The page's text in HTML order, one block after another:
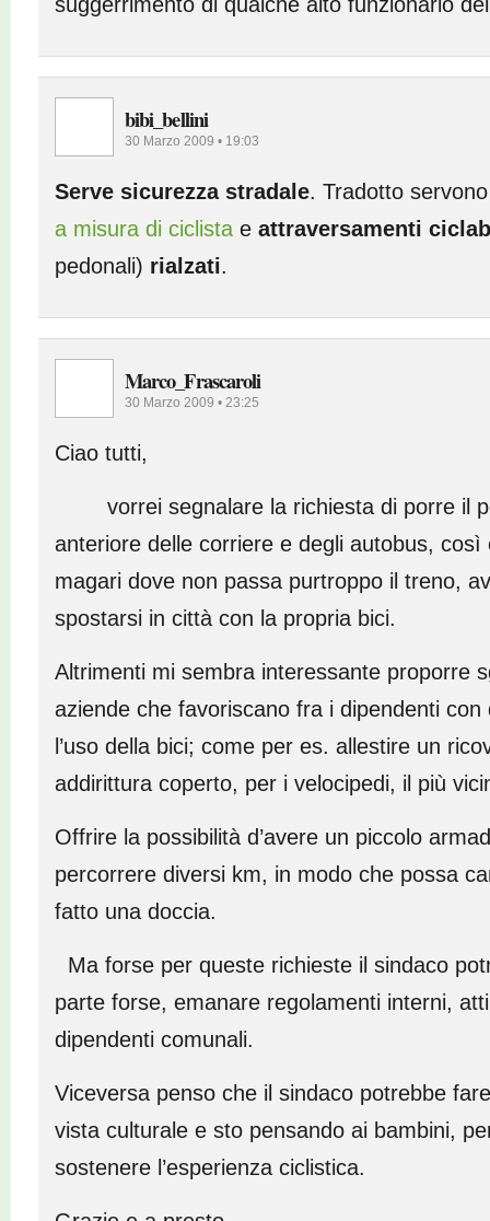
bibi_bellini
30 Marzo 2009 • 19:03
Serve sicurezza stradale. Tradotto
a misura di ciclista e attraversamenti
pedonali) rialzati.
Marco_Frascaroli
30 Marzo 2009 • 23:25
Ciao tutti,
vorrei segnalare la richiesta di porre il
anteriore delle corriere e degli autobus, così
magari dove non passa purtroppo il treno,
spostarsi in città con la propria bici.
Altrimenti mi sembra interessante proporre
aziende che favoriscano fra i dipendenti con
l’uso della bici; come per es. allestire un
addirittura coperto, per i velocipedi, il più
Offrire la possibilità d’avere un piccolo
percorrere diversi km, in modo che possa
fatto una doccia.
Ma forse per queste richieste il sindaco
parte forse, emanare regolamenti interni,
dipendenti comunali.
Viceversa penso che il sindaco potrebbe
vista culturale e sto pensando ai bambini,
sostenere l’esperienza ciclistica.